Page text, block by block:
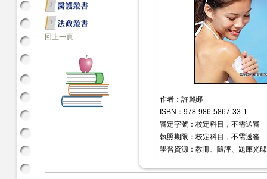
回上一頁
作者：許麗娜
ISBN：978-986-5867-33-1
審定字號：校定科目，不需送審
執照期限：校定科目，不需送審
學習資源：教冊、隨評、題庫光